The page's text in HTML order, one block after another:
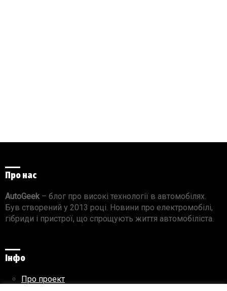
Про нас
AutoGeek– блог про високі технології в автомобілях.
Був створений у 2013 році. Новини про електромобілі,
гібриди і пристрої, що спрощують життя автомобіліста.
Інфо
Про проект